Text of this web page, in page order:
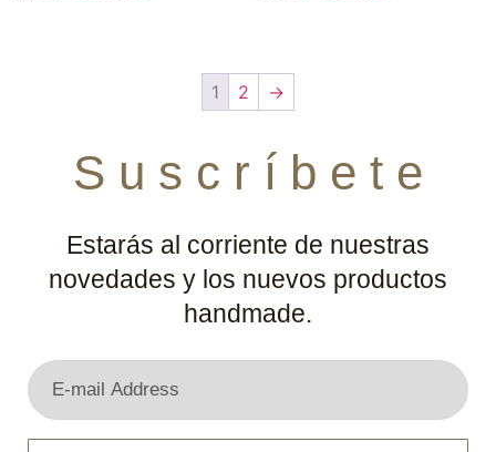
1 2 →
S u s c r í b e t e
Estarás al corriente de nuestras
novedades y los nuevos productos
handmade.